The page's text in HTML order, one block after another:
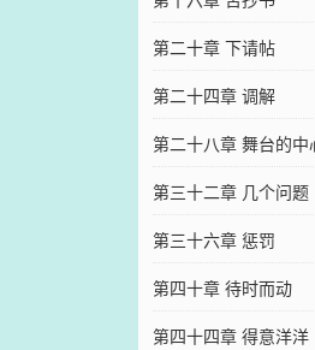
第二十章 下请帖
第二十四章 调解
第二十八章 舞台的中
第三十二章 几个问题
第三十六章 惩罚
第四十章 待时而动
第四十四章 得意洋洋